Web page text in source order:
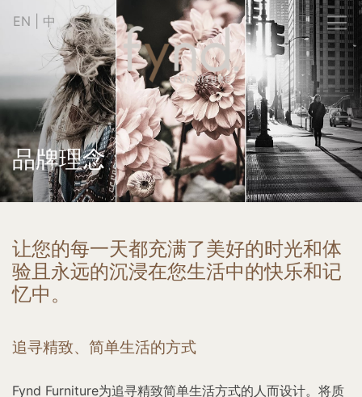
EN 中
品牌理念
让您的每一天都充满了美好的时光和体
验且永远的沉浸在您生活中的快乐和记
忆中。
追寻精致、简单生活的方式
Fynd Furniture为追寻精致简单生活方式的人而设计。将质